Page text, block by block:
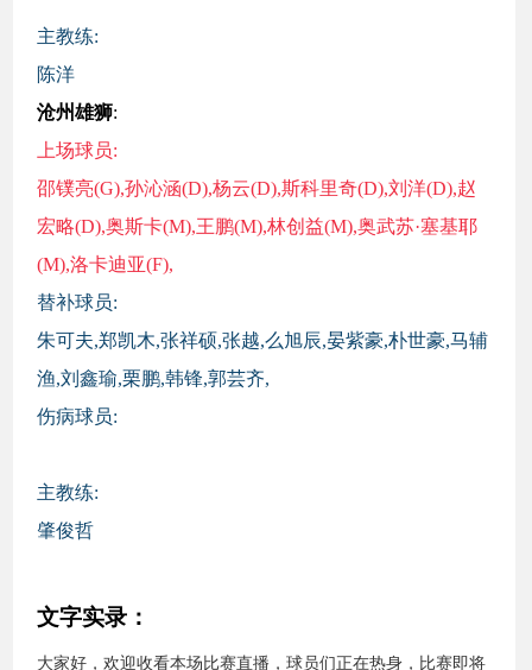
主教练:
陈洋
沧州雄狮:
上场球员:
邵镤亮(G),孙沁涵(D),杨云(D),斯科里奇(D),刘洋(D),赵
宏略(D),奥斯卡(M),王鹏(M),林创益(M),奥武苏·塞基耶
(M),洛卡迪亚(F),
替补球员:
朱可夫,郑凯木,张祥硕,张越,么旭辰,晏紫豪,朴世豪,马辅
渔,刘鑫瑜,栗鹏,韩锋,郭芸齐,
伤病球员:
主教练:
肇俊哲
文字实录：
大家好，欢迎收看本场比赛直播，球员们正在热身，比赛即将